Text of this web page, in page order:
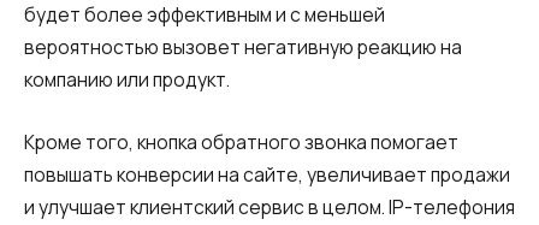
будет более эффективным и с меньшей
вероятностью вызовет негативную реакцию на
компанию или продукт.
Кроме того, кнопка обратного звонка помогает
повышать конверсии на сайте, увеличивает продажи
и улучшает клиентский сервис в целом. IP-телефония